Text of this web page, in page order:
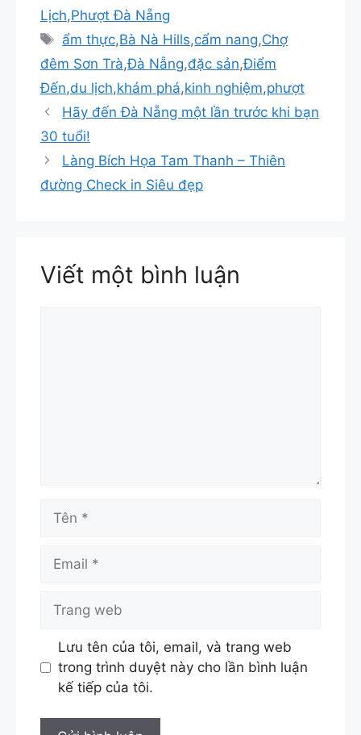
Lịch,Phượt Đà Nẵng
Thẻ
ẩm thực,Bà Nà Hills,cẩm nang,Chợ
đêm Sơn Trà,Đà Nẵng,đặc sản,Điểm
Đến,du lịch,khám phá,kinh nghiệm,phượt
Hãy đến Đà Nẵng một lần trước khi bạn
30 tuổi!
Làng Bích Họa Tam Thanh – Thiên
đường Check in Siêu đẹp
Viết một bình luận
web
Lưu tên của tôi, email, và trang web
trong trình duyệt này cho lần bình luận
kế tiếp của tôi.